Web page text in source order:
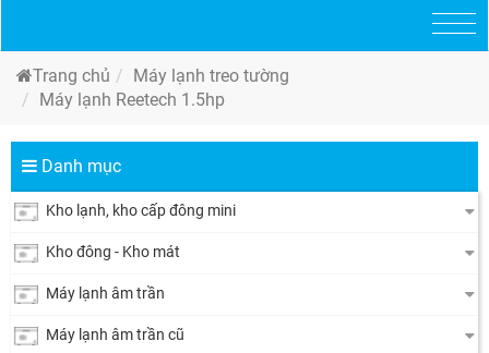
Trang chủ
Máy lạnh treo tường
Máy lạnh Reetech 1.5hp
Danh mục
Kho lạnh, kho cấp đông mini
Kho đông - Kho mát
Máy lạnh âm trần
Máy lạnh âm trần cũ